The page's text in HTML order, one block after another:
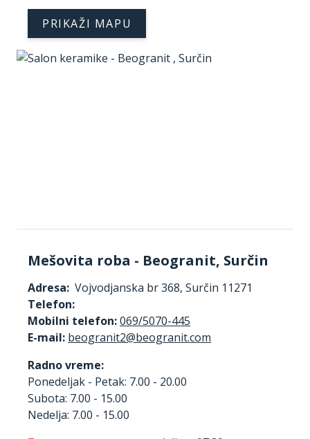
PRIKAŽI MAPU
Mešovita roba - Beogranit, Surčin
Adresa: Vojvodjanska br 368, Surčin 11271
Telefon:
Mobilni telefon:069/5070-445
E-mail:
Radno vreme:
Ponedeljak - Petak: 7.00 - 20.00
Subota: 7.00 - 15.00
Nedelja: 7.00 - 15.00